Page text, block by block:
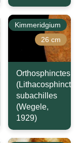
Kimmeridgium
26 cm
Orthosphinctes
(Lithacosphinctes)
subachilles
(Wegele,
1929)